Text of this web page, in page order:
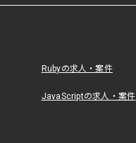
Rubyの求人・案件
JavaScriptの求人・案件